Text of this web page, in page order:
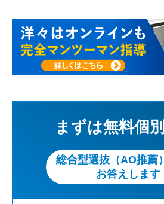
まずは無料個
総合型選抜（AO推薦
お答えします